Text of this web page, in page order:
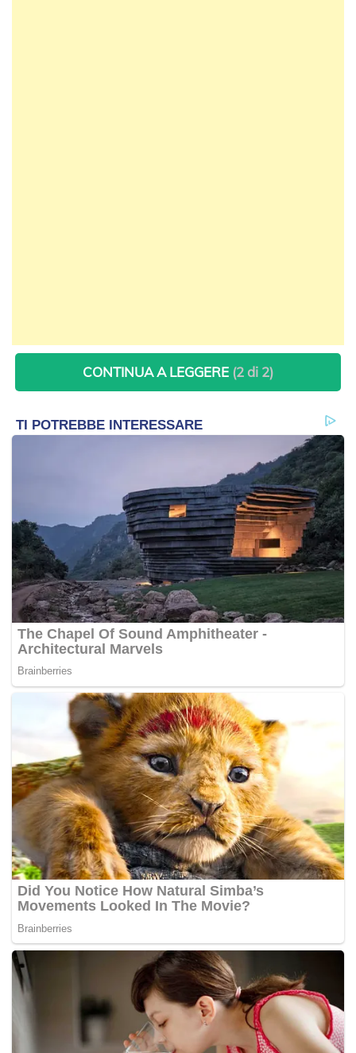
CONTINUA A LEGGERE (2 di 2)